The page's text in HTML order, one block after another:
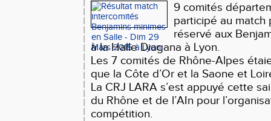
9 comités
participé au match
réservé aux
à la Halle Diagana à Lyon.
Les 7 comités de Rhône-Alpes
que la Côte d’Or et la Saone et
La CRJ LARA s’est appuyé cette
du Rhône et de l’AIn pour
compétition.